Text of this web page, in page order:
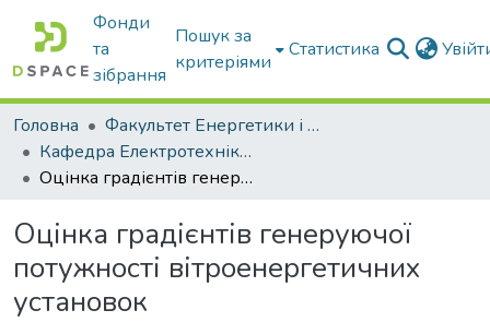
Фонди
та
зібрання
Пошук за
критеріями
Статистика
Головна
Факультет Енергетики і комп'ютерних технологій
Кафедра Електротехніки і електромеханіки ім. проф. В.В. Овчарова
Оцінка градієнтів генеруючої потужності вітроенергетичних установок
Оцінка градієнтів генеруючої
потужності вітроенергетичних
установок